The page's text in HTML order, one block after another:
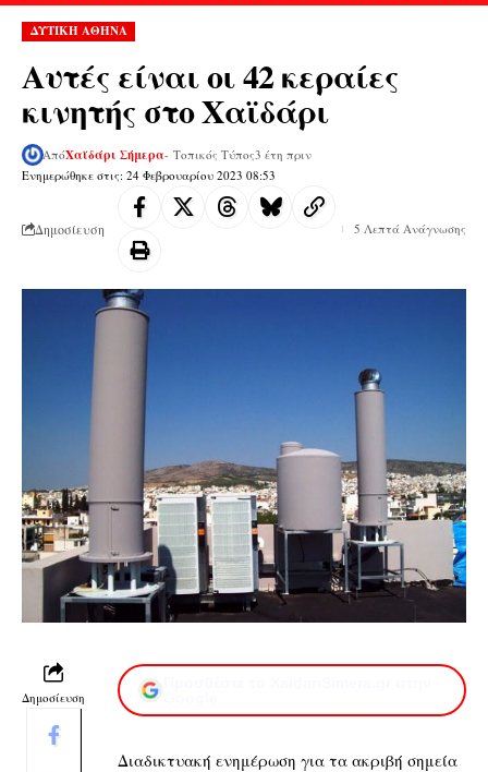
ΔΥΤΙΚΗ ΑΘΗΝΑ
Αυτές είναι οι 42 κεραίες
κινητής στο Χαϊδάρι
Ενημερώθηκε στις: 24 Φεβρουαρίου 2023 08:53
ΑπόΧαϊδάρι Σήμερα- Τοπικός Τύπος3 έτη πριν
Δημοσίευση 5 Λεπτά Ανάγνωσης
Δημοσίευση
Διαδικτυακή ενημέρωση για τα ακριβή σημεία